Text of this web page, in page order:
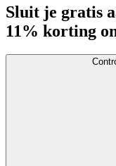
Sluit je gratis
11% korting